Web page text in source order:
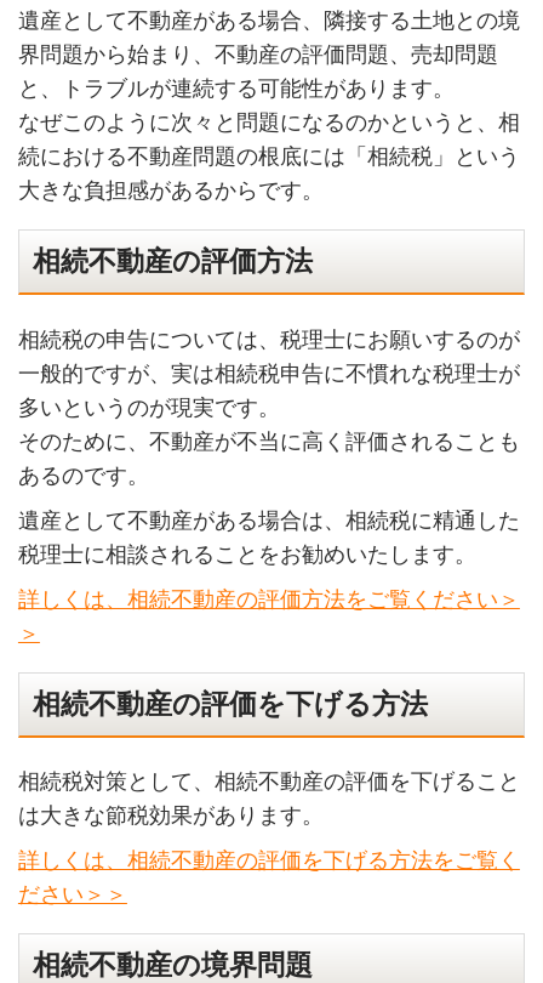
遺産として不動産がある場合、隣接する土地との境
界問題から始まり、不動産の評価問題、売却問題
と、トラブルが連続する可能性があります。
なぜこのように次々と問題になるのかというと、相
続における不動産問題の根底には「相続税」という
大きな負担感があるからです。
相続不動産の評価方法
相続税の申告については、税理士にお願いするのが
一般的ですが、実は相続税申告に不慣れな税理士が
多いというのが現実です。
そのために、不動産が不当に高く評価されることも
あるのです。
遺産として不動産がある場合は、相続税に精通した
税理士に相談されることをお勧めいたします。
詳しくは、相続不動産の評価方法をご覧ください＞
＞
相続不動産の評価を下げる方法
相続税対策として、相続不動産の評価を下げること
は大きな節税効果があります。
詳しくは、相続不動産の評価を下げる方法をご覧く
ださい＞＞
相続不動産の境界問題